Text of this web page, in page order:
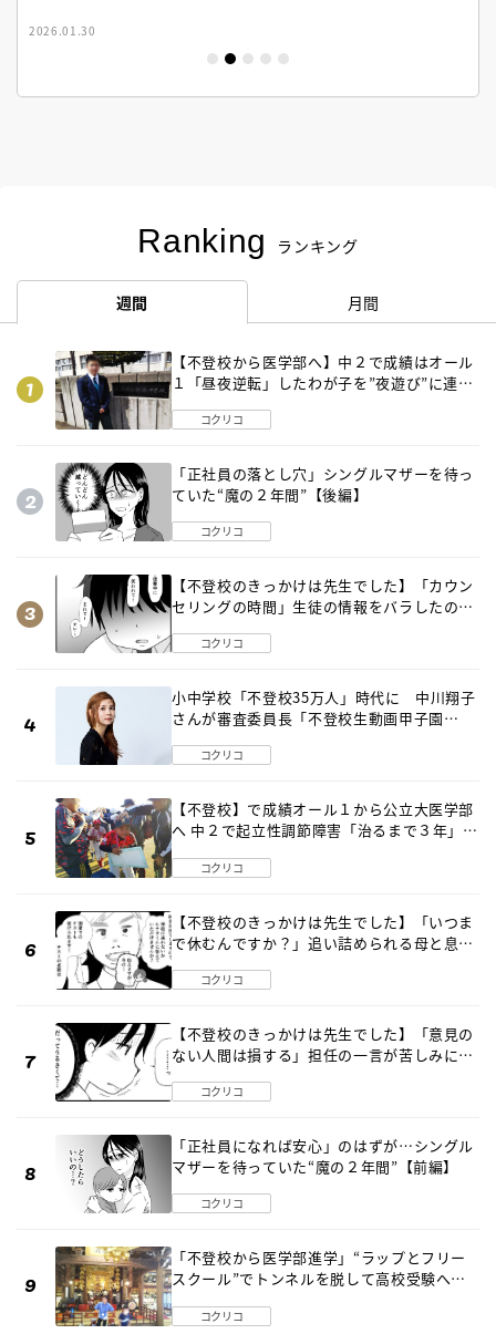
2026.01.30
Ranking ランキング
週間 月間
【不登校から医学部へ】中２で成績はオール
１「昼夜逆転」したわが子を”夜遊び”に連れ
コクリコ
「正社員の落とし穴」シングルマザーを待っ
ていた“魔の２年間”【後編】
コクリコ
【不登校のきっかけは先生でした】「カウン
セリングの時間」生徒の情報をバラしたの
コクリコ
小中学校「不登校35万人」時代に 中川翔子
さんが審査委員長「不登校生動画甲子園
コクリコ
【不登校】で成績オール１から公立大医学部
へ 中２で起立性調節障害「治るまで３年」の
コクリコ
【不登校のきっかけは先生でした】「いつま
で休むんですか？」追い詰められる母と息子
コクリコ
【不登校のきっかけは先生でした】「意見の
ない人間は損する」担任の一言が苦しみに…
コクリコ
「正社員になれば安心」のはずが…シングル
マザーを待っていた“魔の２年間”【前編】
コクリコ
「不登校から医学部進学」“ラップとフリー
スクール”でトンネルを脱して高校受験へ
コクリコ